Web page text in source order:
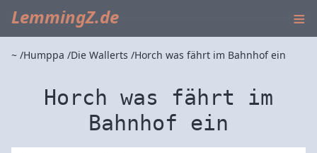
LemmingZ.de ≡
~ Humppa Die Wallerts Horch was fährt im Bahnhof ein
Horch was fährt im
Bahnhof ein